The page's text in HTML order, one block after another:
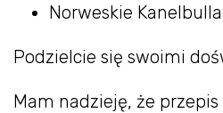
Norweskie
Podzielcie się swoimi
Mam nadzieję, że przepis